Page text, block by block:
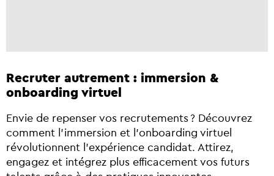
Recruter autrement : immersion &
onboarding virtuel
Envie de repenser vos recrutements ? Découvrez
comment l’immersion et l’onboarding virtuel
révolutionnent l’expérience candidat. Attirez,
engagez et intégrez plus efficacement vos futurs